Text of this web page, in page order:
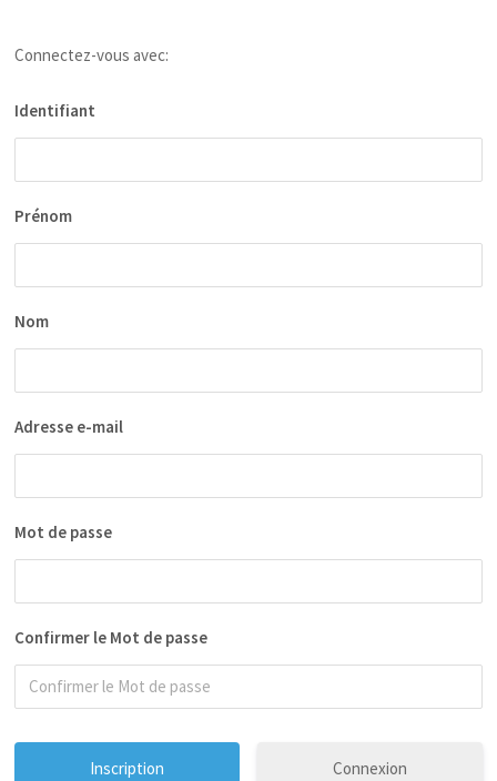
Connectez-vous avec:
Identifiant
Prénom
Nom
Adresse e-mail
Mot de passe
Confirmer le Mot de passe
Connexion